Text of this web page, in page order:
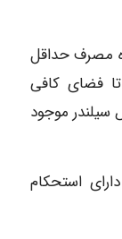
مصرف حداقل
تا فضای کافی
سیلندر موجود
استحکام